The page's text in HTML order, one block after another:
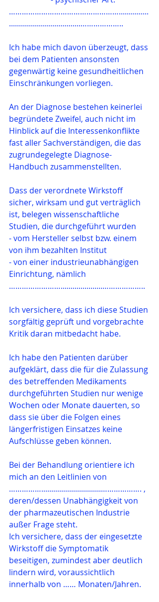
……………………………………………...............
....................................………………..
Ich habe mich davon überzeugt, dass
bei dem Patienten ansonsten
gegenwärtig keine gesundheitlichen
Einschränkungen vorliegen.
An der Diagnose bestehen keinerlei
begründete Zweifel, auch nicht im
Hinblick auf die Interessenkonflikte
fast aller Sachverständigen, die das
zugrundegelegte Diagnose-
Handbuch zusammenstellten.
Dass der verordnete Wirkstoff
sicher, wirksam und gut verträglich
ist, belegen wissenschaftliche
Studien, die durchgeführt wurden
- vom Hersteller selbst bzw. einem
von ihm bezahlten Institut
- von einer industrieunabhängigen
Einrichtung, nämlich
…………………….....................………………..
Ich versichere, dass ich diese Studien
sorgfältig geprüft und vorgebrachte
Kritik daran mitbedacht habe.
Ich habe den Patienten darüber
aufgeklärt, dass die für die Zulassung
des betreffenden Medikaments
durchgeführten Studien nur wenige
Wochen oder Monate dauerten, so
dass sie über die Folgen eines
längerfristigen Einsatzes keine
Aufschlüsse geben können.
Bei der Behandlung orientiere ich
mich an den Leitlinien von
……………..............................………………. , ­
deren/dessen Unabhängigkeit von
der pharmazeutischen Industrie
außer Frage steht.
Ich versichere, dass der eingesetzte
Wirkstoff die Symptomatik
beseitigen, zumindest aber ­deutlich
lindern wird, voraussichtlich
innerhalb von …… Monaten/Jahren.